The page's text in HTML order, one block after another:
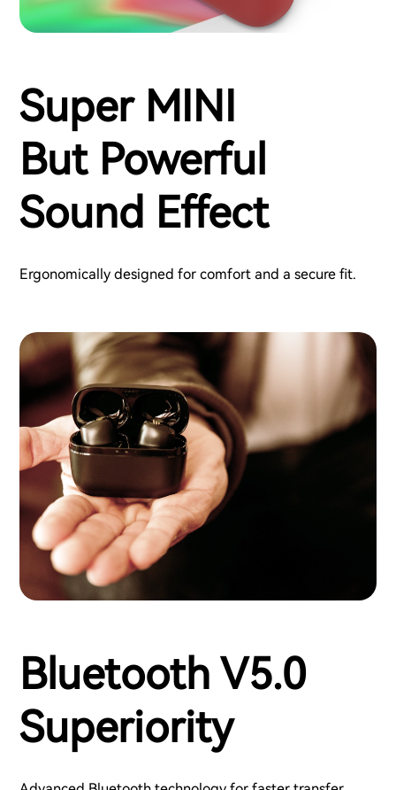
Super MINI
But Powerful
Sound Effect
Ergonomically designed for comfort and a secure fit.
Bluetooth V5.0
Superiority